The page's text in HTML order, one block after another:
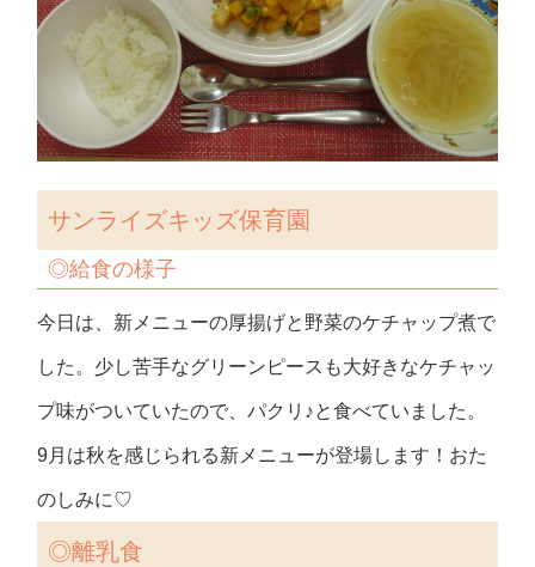
サンライズキッズ保育園
◎給食の様子
今日は、新メニューの厚揚げと野菜のケチャップ煮で
した。少し苦手なグリーンピースも大好きなケチャッ
プ味がついていたので、パクリ♪と食べていました。
9月は秋を感じられる新メニューが登場します！おた
のしみに♡
◎離乳食